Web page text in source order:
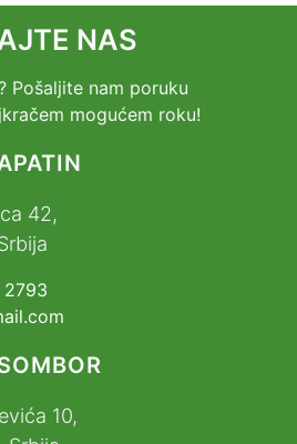
NAS
Pošaljite nam poruku
mogućem roku!
42,
10,